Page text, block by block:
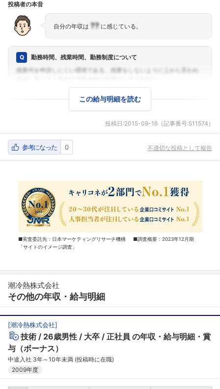
投稿者の本音
自分の年収は ??に感じている。
勤務時間、残業時間、勤務制度について
この給与明細を読む
投稿日:2015-09-16 （記事番号:511574）
参考になった 0 不適切な投稿として報告
■実査委託先：日本マーケティングリサーチ機構 ■調査概要：2023年12月期
「サイトのイメージ調査」
潮冷熱株式会社
その他の年収・給与明細
[潮冷熱株式会社]
技術 26歳男性 大卒 正社員 の年収・給与明細・賞
与（ボーナス）
中途入社 3年～10年未満 (投稿時に在職)
2009年度